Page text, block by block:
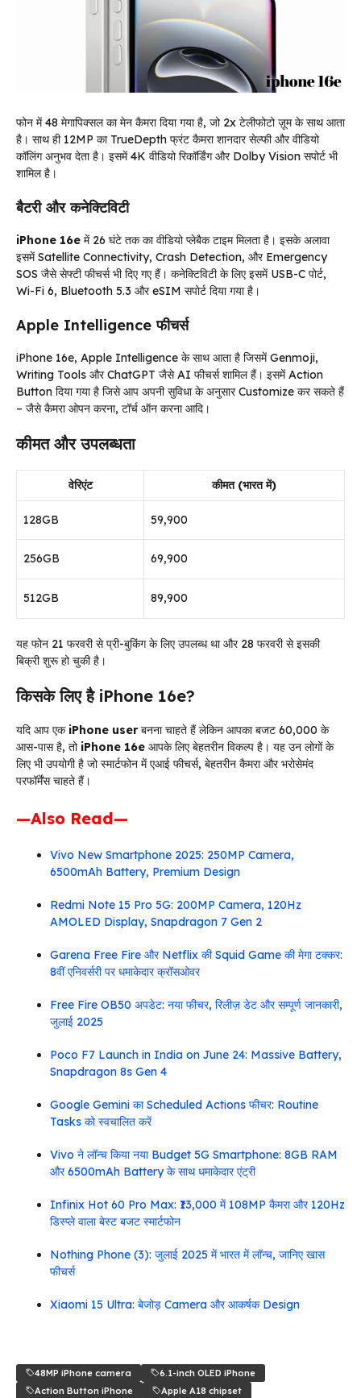
फोन में 48 मेगापिक्सल का मेन कैमरा दिया गया है, जो 2x टेलीफोटो ज़ूम के साथ आता
है। साथ ही 12MP का TrueDepth फ्रंट कैमरा शानदार सेल्फी और वीडियो
कॉलिंग अनुभव देता है। इसमें 4K वीडियो रिकॉर्डिंग और Dolby Vision सपोर्ट भी
शामिल है।
बैटरी और कनेक्टिविटी
iPhone 16e में 26 घंटे तक का वीडियो प्लेबैक टाइम मिलता है। इसके अलावा
इसमें Satellite Connectivity, Crash Detection, और Emergency
SOS जैसे सेफ्टी फीचर्स भी दिए गए हैं। कनेक्टिविटी के लिए इसमें USB-C पोर्ट,
Wi-Fi 6, Bluetooth 5.3 और eSIM सपोर्ट दिया गया है।
Apple Intelligence फीचर्स
iPhone 16e, Apple Intelligence के साथ आता है जिसमें Genmoji,
Writing Tools और ChatGPT जैसे AI फीचर्स शामिल हैं। इसमें Action
Button दिया गया है जिसे आप अपनी सुविधा के अनुसार Customize कर सकते हैं
– जैसे कैमरा ओपन करना, टॉर्च ऑन करना आदि।
कीमत और उपलब्धता
वेरिएंट कीमत (भारत में)
128GB ₹59,900
256GB ₹69,900
512GB ₹89,900
यह फोन 21 फरवरी से प्री-बुकिंग के लिए उपलब्ध था और 28 फरवरी से इसकी
बिक्री शुरू हो चुकी है।
किसके लिए है iPhone 16e?
यदि आप एक iPhone userबनना चाहते हैं लेकिन आपका बजट ₹60,000 के
आस-पास है, तो iPhone 16e आपके लिए बेहतरीन विकल्प है। यह उन लोगों के
लिए भी उपयोगी है जो स्मार्टफोन में एआई फीचर्स, बेहतरीन कैमरा और भरोसेमंद
परफॉर्मेंस चाहते हैं।
—Also Read—
Vivo New Smartphone 2025: 250MP Camera,
6500mAh Battery, Premium Design
Redmi Note 15 Pro 5G: 200MP Camera, 120Hz
AMOLED Display, Snapdragon 7 Gen 2
Garena Free Fire और Netflix की Squid Game की मेगा टक्कर:
8वीं एनिवर्सरी पर धमाकेदार क्रॉसओवर
Free Fire OB50 अपडेट: नया फीचर, रिलीज़ डेट और सम्पूर्ण जानकारी,
जुलाई 2025
Poco F7 Launch in India on June 24: Massive Battery,
Snapdragon 8s Gen 4
Google Gemini का Scheduled Actions फीचर: Routine
Tasks को स्वचालित करें
Vivo ने लॉन्च किया नया Budget 5G Smartphone: 8GB RAM
और 6500mAh Battery के साथ धमाकेदार एंट्री
Infinix Hot 60 Pro Max: ₹13,000 में 108MP कैमरा और 120Hz
डिस्प्ले वाला बेस्ट बजट स्मार्टफोन
Nothing Phone (3): जुलाई 2025 में भारत में लॉन्च, जानिए खास
फीचर्स
Xiaomi 15 Ultra: बेजोड़ Camera और आकर्षक Design
48MP iPhone camera
6.1-inch OLED iPhone
Action Button iPhone
Apple A18 chipset